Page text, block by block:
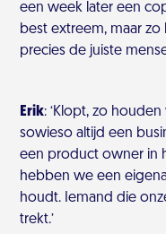
een week later een
best extreem, maar
precies de juiste
Erik: ‘Klopt, zo
sowieso altijd een
een product owner in
hebben we een
houdt. Iemand die
trekt.’